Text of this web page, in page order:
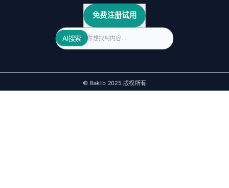
免费注册试用
Search
AI搜索
© Baklib 2025 版权所有